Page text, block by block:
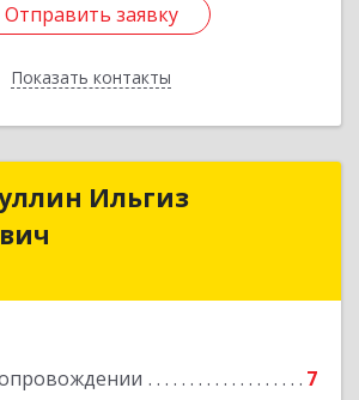
Отправить заявку
Показать контакты
Отправить заявку
Назад
Ильгиз
7
Ахмадуллин Ильгиз
Подробнее